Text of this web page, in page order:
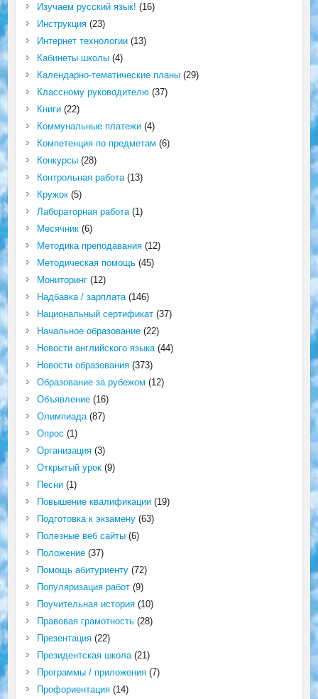
Изучаем русский язык! (16)
Инструкция(23)
Интернет технологии(13)
Кабинеты школы(4)
Календарно-тематические планы(29)
Классному руководителю(37)
Книги(22)
Коммунальные платежи(4)
Компетенция по предметам (6)
Конкурсы(28)
Контрольная работа(13)
Кружок(5)
Лабораторная работа(1)
Месячник(6)
Методика преподавания(12)
Методическая помощь(45)
Мониторинг(12)
Надбавка / зарплата(146)
Национальный сертификат(37)
Начальное образование(22)
Новости английского языка(44)
Новости образования(373)
Образование за рубежом (12)
Объявление(16)
Олимпиада(87)
Опрос (1)
Организация(3)
Открытый урок(9)
Песни(1)
Повышение квалификации(19)
Подготовка к экзамену(63)
Полезные веб сайты(6)
Положение(37)
Помощь абитуриенту(72)
Популяризация работ(9)
Поучительная история(10)
Правовая грамотность(28)
Презентация(22)
Президентская школа(21)
Программы / приложения(7)
Профориентация(14)